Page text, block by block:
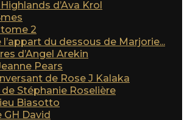
d’Ava Krol
tome 2
du dessous de Marjorie...
d’Angel Arekin
Pears
de Rose J Kalaka
Stéphanie Roselière
Biasotto
GH David